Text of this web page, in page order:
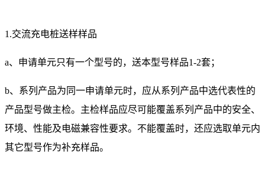
1.交流充电桩送样样品
a、申请单元只有一个型号的，送本型号样品1-2套；
b、系列产品为同一申请单元时，应从系列产品中选代表性的
产品型号做主检。主检样品应尽可能覆盖系列产品中的安全、
环境、性能及电磁兼容性要求。不能覆盖时，还应选取单元内
其它型号作为补充样品。